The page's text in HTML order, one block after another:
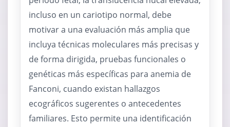
incluso en un cariotipo normal, debe
motivar a una evaluación más amplia que
incluya técnicas moleculares más precisas y
de forma dirigida, pruebas funcionales o
genéticas más específicas para anemia de
Fanconi, cuando existan hallazgos
ecográficos sugerentes o antecedentes
familiares. Esto permite una identificación